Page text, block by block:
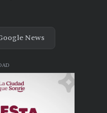
News